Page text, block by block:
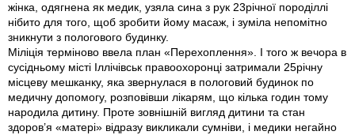
жінка, одягнена як медик, узяла сина з рук 23річної породіллі
нібито для того, щоб зробити йому масаж, і зуміла непомітно
зникнути з пологового будинку.
Міліція терміново ввела план «Пере­хоплення». І того ж вечора в
сусідньому місті Іллічівськ правоохоронці затримали 25річну
місцеву мешканку, яка звернулася в пологовий будинок по
медичну допомогу, розповівши лікарям, що кілька годин тому
народила дитину. Проте зовнішній вигляд дитини та стан
здоров’я «матері» відразу викликали сумніви, і медики негайно